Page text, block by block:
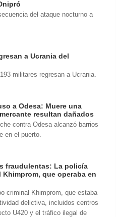
servicios
privacidad y
datos personales
SERVICIOS
Suscripción
del ataque nocturno a
a Ucrania del
militares regresan a Ucrania.
a Odesa: Muere una
resultan dañados
contra Odesa alcanzó barrios
en el puerto.
fraudulentas: La policía
que operaba en
criminal Khimprom, que estaba
delictiva, incluidos centros
U420 y el tráfico ilegal de